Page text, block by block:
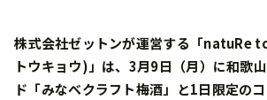
株式会社ゼットンが運営する「natuRe
トウキョウ)」は、3⽉9⽇（月）に和歌
ド「みなべクラフト梅酒」と1⽇限定の